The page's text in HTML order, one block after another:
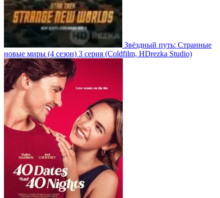
Звёздный путь: Странные
новые миры (4 сезон) 3 серия (Coldfilm, HDrezka Studio)